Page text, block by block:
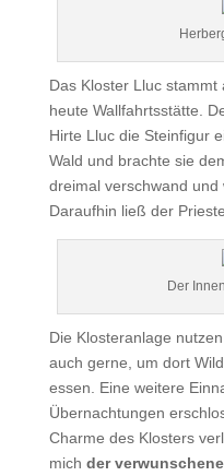
Das Kloster Lluc
heute Wallfahrtsstätte.
Hirte Lluc die Steinfigur
Wald und brachte sie
dreimal verschwand und
Daraufhin ließ der
Der
Die Klosteranlage
auch gerne, um dort
essen. Eine weitere
Übernachtungen
Charme des Klosters
mich der